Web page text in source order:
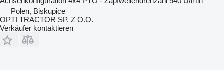
Polen, Biskupice
OPTI TRACTOR SP. Z O.O.
Verkäufer kontaktieren